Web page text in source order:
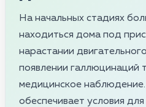
На начальных стадиях
находиться дома под
нарастании
появлении галлюцинаций
медицинское
обеспечивает условия